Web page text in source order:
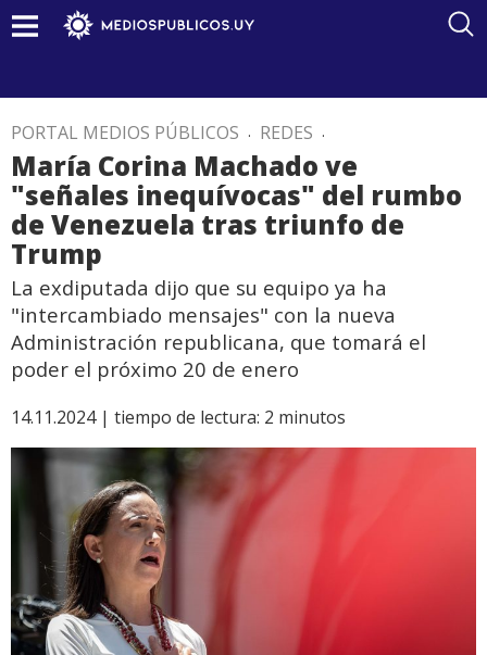
PORTAL MEDIOS PÚBLICOS . REDES .
María Corina Machado ve
"señales inequívocas" del rumbo
de Venezuela tras triunfo de
Trump
La exdiputada dijo que su equipo ya ha
"intercambiado mensajes" con la nueva
Administración republicana, que tomará el
poder el próximo 20 de enero
14.11.2024 | tiempo de lectura: 2 minutos